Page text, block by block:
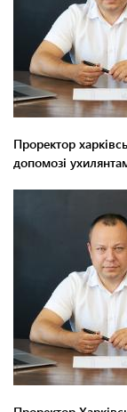
Проректор
допомозі